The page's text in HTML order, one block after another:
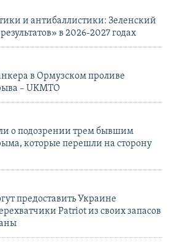
и антибаллистики: Зеленский
в 2026-2027 годах
в Ормузском проливе
– UKMTO
о подозрении трем бывшим
которые перешли на сторону
предоставить Украине
Patriot из своих запасов